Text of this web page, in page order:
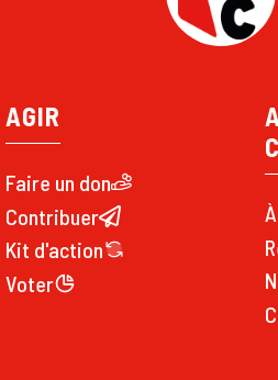
AGIR
Faire un don
Contribuer
Kit d'action
Voter